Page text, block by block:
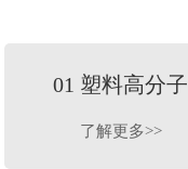
01 塑料高分子
了解更多>>